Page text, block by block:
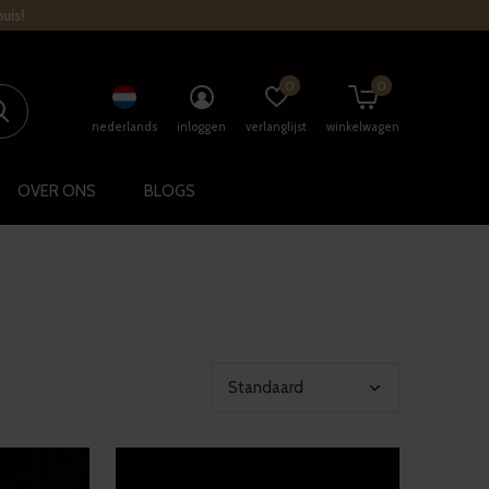
OVER ONS BLOGS
nederlands inloggen verlanglijst
0
winkelwagen
0